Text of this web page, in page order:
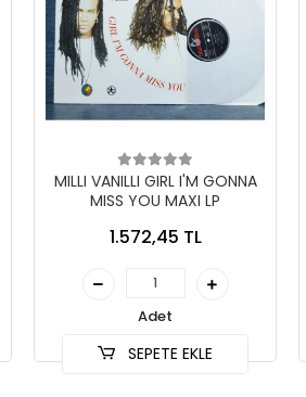
MILLI VANILLI GIRL I'M GONNA
MISS YOU MAXI LP
1.572,45 TL
Adet
SEPETE EKLE